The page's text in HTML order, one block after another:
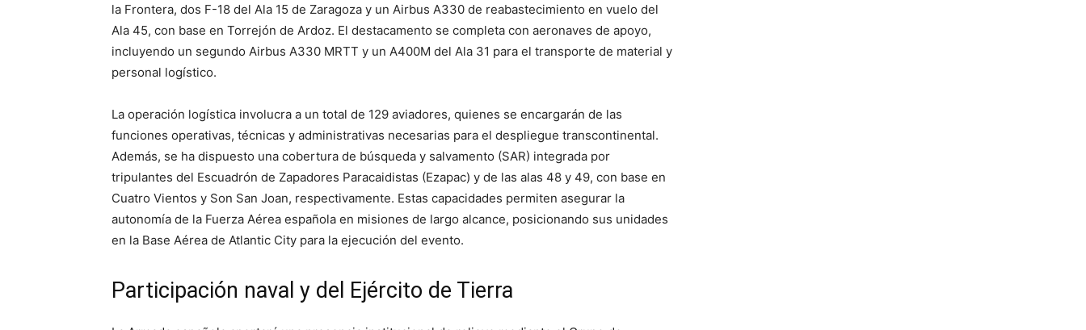
la Frontera, dos F-18 del Ala 15 de Zaragoza y un Airbus A330 de reabastecimiento en vuelo del
Ala 45, con base en Torrejón de Ardoz. El destacamento se completa con aeronaves de apoyo,
incluyendo un segundo Airbus A330 MRTT y un A400M del Ala 31 para el transporte de material y
personal logístico.
La operación logística involucra a un total de 129 aviadores, quienes se encargarán de las
funciones operativas, técnicas y administrativas necesarias para el despliegue transcontinental.
Además, se ha dispuesto una cobertura de búsqueda y salvamento (SAR) integrada por
tripulantes del Escuadrón de Zapadores Paracaidistas (Ezapac) y de las alas 48 y 49, con base en
Cuatro Vientos y Son San Joan, respectivamente. Estas capacidades permiten asegurar la
autonomía de la Fuerza Aérea española en misiones de largo alcance, posicionando sus unidades
en la Base Aérea de Atlantic City para la ejecución del evento.
Participación naval y del Ejército de Tierra